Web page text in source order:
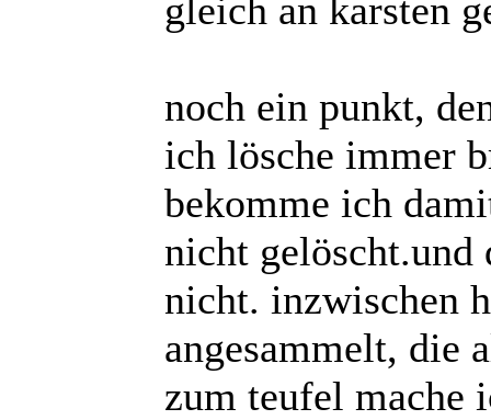
gleich an karsten
noch ein punkt,
ich lösche immer
bekomme ich
nicht gelöscht.und
nicht. inzwischen
angesammelt, die
zum teufel mache